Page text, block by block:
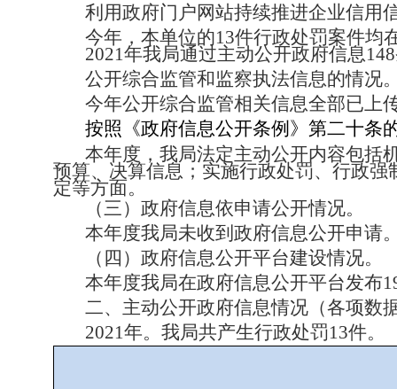
利用政府门户网站持续推进企业信用
今年， 本单位的13件行政处罚案件均
2021年我局通过主动公开政府信息148
公开综合监管和监察执法信息的情况
今年公开综合监管相关信息全部已上
按照 《政府信息公开条例》第二十条
本年度，我局法定主动公开内容包括
预算、决算信息；实施行政处罚、行政
定等方面。
（三）政府信息依申请公开情况。
本年度我局未收到政府信息公开申请
（四）政府信息公开平台建设情况。
本年度我局在政府信息公开平台发布
二、主动公开政府信息情况（各项数
2021年。我局共产生行政处罚13件。